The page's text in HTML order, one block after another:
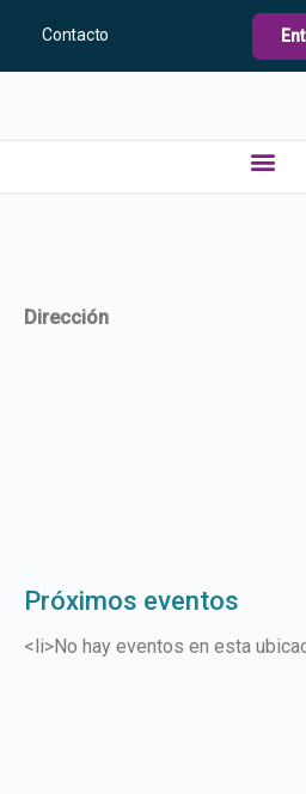
Contacto
Dirección
Próximos eventos
<li>No hay eventos en esta